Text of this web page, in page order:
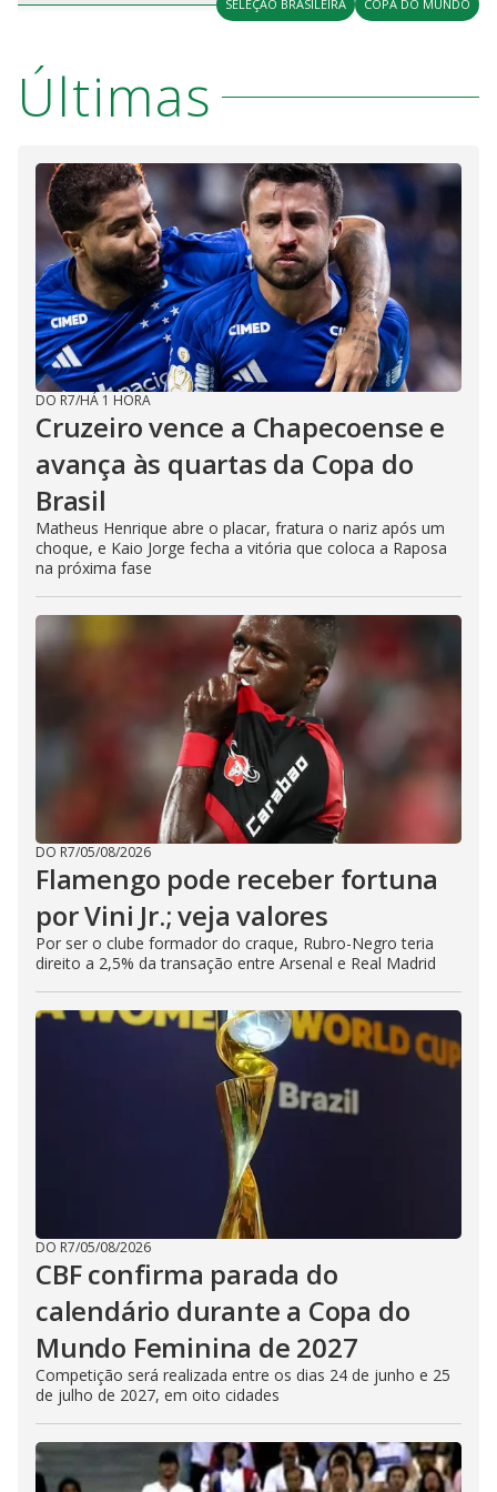
a
y
V
i
d
e
o
n u
o
SELEÇÃO BRASILEIRA COPA DO MUNDO
Últimas
DO R7/HÁ 1 HORA
Cruzeiro vence a Chapecoense e
avança às quartas da Copa do
Brasil
Matheus Henrique abre o placar, fratura o nariz após um
choque, e Kaio Jorge fecha a vitória que coloca a Raposa
na próxima fase
DO R7/05/08/2026
Flamengo pode receber fortuna
por Vini Jr.; veja valores
Por ser o clube formador do craque, Rubro-Negro teria
direito a 2,5% da transação entre Arsenal e Real Madrid
DO R7/05/08/2026
CBF confirma parada do
calendário durante a Copa do
Mundo Feminina de 2027
Competição será realizada entre os dias 24 de junho e 25
de julho de 2027, em oito cidades